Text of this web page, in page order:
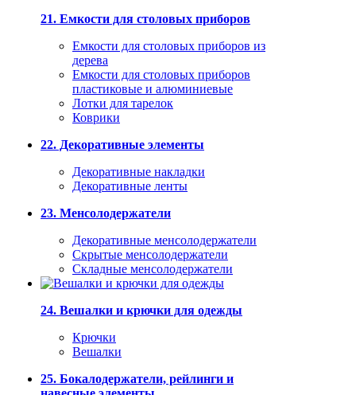
21. Емкости для столовых приборов
Емкости для столовых приборов из
дерева
Емкости для столовых приборов
пластиковые и алюминиевые
Лотки для тарелок
Коврики
22. Декоративные элементы
Декоративные накладки
Декоративные ленты
23. Менсолодержатели
Декоративные менсолодержатели
Скрытые менсолодержатели
Складные менсолодержатели
24. Вешалки и крючки для одежды
Крючки
Вешалки
25. Бокалодержатели, рейлинги и